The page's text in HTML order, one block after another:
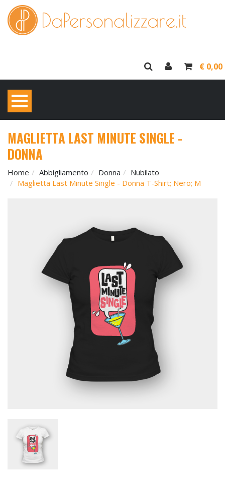
€ 0,00
MAGLIETTA LAST MINUTE SINGLE -
DONNA
Home Abbigliamento Donna
Nubilato
Maglietta Last Minute Single - Donna T-Shirt; Nero; M